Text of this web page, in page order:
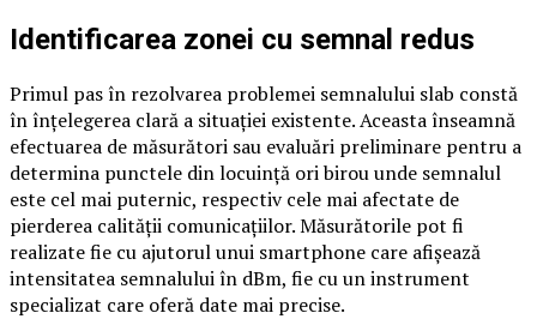
Identificarea zonei cu semnal redus
Primul pas în rezolvarea problemei semnalului slab constă
în înțelegerea clară a situației existente. Aceasta înseamnă
efectuarea de măsurători sau evaluări preliminare pentru a
determina punctele din locuință ori birou unde semnalul
este cel mai puternic, respectiv cele mai afectate de
pierderea calității comunicațiilor. Măsurătorile pot fi
realizate fie cu ajutorul unui smartphone care afișează
intensitatea semnalului în dBm, fie cu un instrument
specializat care oferă date mai precise.